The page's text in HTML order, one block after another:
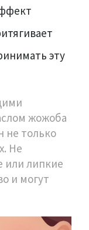
эту
жожоба
не только
Не
или липкие
и могут